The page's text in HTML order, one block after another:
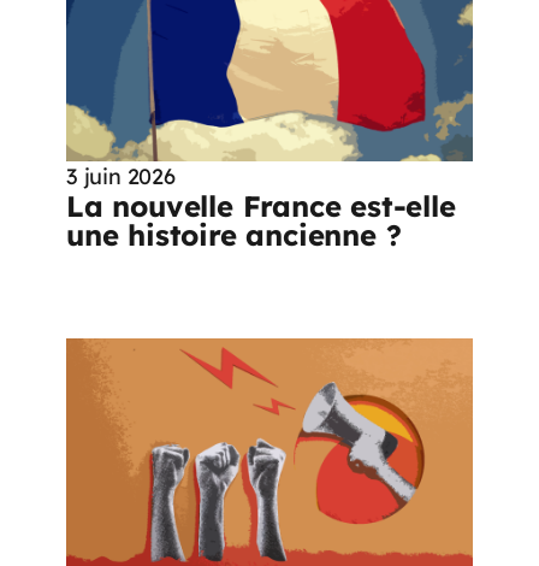
3 juin 2026
La nouvelle France est-elle
une histoire ancienne ?